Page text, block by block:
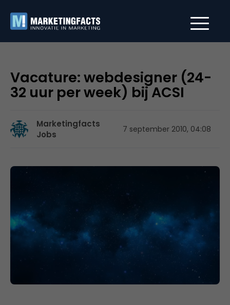
Vacature: webdesigner (24-
32 uur per week) bij ACSI
Marketingfacts
Jobs
7 september 2010, 04:08